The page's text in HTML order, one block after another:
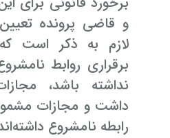
و قاضی پرونده
لازم به ذکر است
برقراری روابط
نداشته باشد،
داشت و مجازات
رابطه نامشروع